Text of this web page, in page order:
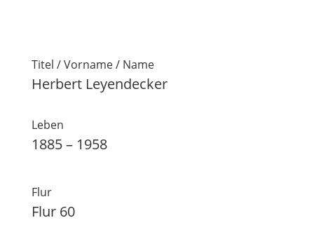
Titel / Vorname / Name
Herbert Leyendecker
Leben
1885 – 1958
Flur
Flur 60